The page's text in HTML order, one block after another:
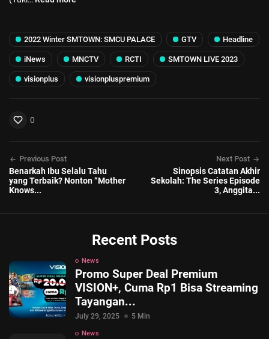
2022 Winter SMTOWN: SMCU PALACE GTV Headline
iNews MNCTV RCTI SMTOWN LIVE 2023
visionplus visionpluspremium
0
Previous Post
Benarkah Ibu Selalu Tahu
yang Terbaik? Nonton “Mother
Knows...
Next Post
Sinopsis Catatan Akhir
Sekolah: The Series Episode
3, Anggita...
Recent Posts
News
Promo Super Deal Premium
VISION+, Cuma Rp1 Bisa Streaming
Tayangan...
July 29, 2025 5 Min
News